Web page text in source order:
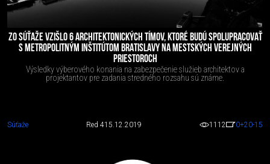
ZO SÚŤAŽE VZIŠLO 6 ARCHITEKTONICKÝCH TÍMOV, KTORÉ BUDÚ SPOLUPRACOVAŤ
S METROPOLITNÝM INŠTITÚTOM BRATISLAVY NA MESTSKÝCH VEREJNÝCH
PRIESTOROCH
Výsledky výberového konania na zabezpečenie služieb architektov a
projektantov pre zadania stredného rozsahu sú známe.
Súťaže Red 415.12.2019 1112 0+20-15